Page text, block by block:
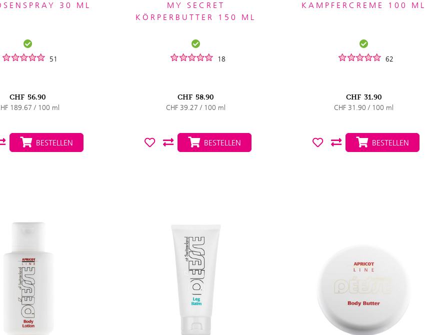
30 ML
51
CHF 56.90
189.67 / 100 ml
BESTELLEN
MY SECRET
KÖRPERBUTTER 150 ML
18
CHF 58.90
CHF 39.27 / 100 ml
BESTELLEN
KAMPFERCREME 100 ML
62
CHF 31.90
CHF 31.90 / 100 ml
BESTELLEN